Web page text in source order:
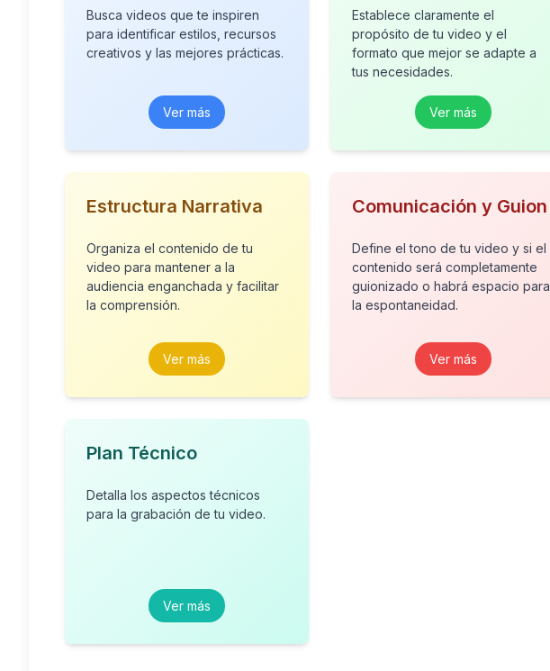
Busca videos que te inspiren
para identificar estilos, recursos
creativos y las mejores prácticas.
Ver más
Establece claramente el
propósito de tu video y el
formato que mejor se adapte a
tus necesidades.
Ver más
Estructura Narrativa
Organiza el contenido de tu
video para mantener a la
audiencia enganchada y facilitar
la comprensión.
Ver más
Comunicación y Guion
Define el tono de tu video y si el
contenido será completamente
guionizado o habrá espacio para
la espontaneidad.
Ver más
Plan Técnico
Detalla los aspectos técnicos
para la grabación de tu video.
Ver más